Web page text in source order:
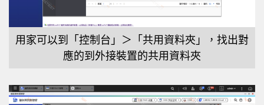
用家可以到「控制台」＞「共用資料夾」，找出對
應的到外接裝置的共用資料夾